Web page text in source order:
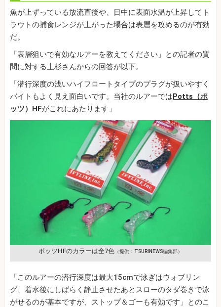
魚が上ずっている放流直後や、日中に表面水温が上昇してト
ラウトの捕食レンジが上がった場合は表層を攻めるのが有効
だ。
「表層狙いで有効なルアーを教えてください」との記者の質
問に対する上杉さんからの回答が以下。
「潜行深度の浅いハイフロートタイプのプラグが扱いやすく
バイトもよく見え面白いです。当社のルアーでは Potts（ポ
ッツ）HFがこれにあたります」
ポッツHFのカラーは全7色 （提供：TSURINEWS編集部）
「このルアーの潜行深度は最大15cmで泳ぎはウォブリン
グ、着水後にしばらく静止させたあとスローのタダ巻きで泳
がせるのが基本ですが、ストップ＆ゴーも有効です」とのこ